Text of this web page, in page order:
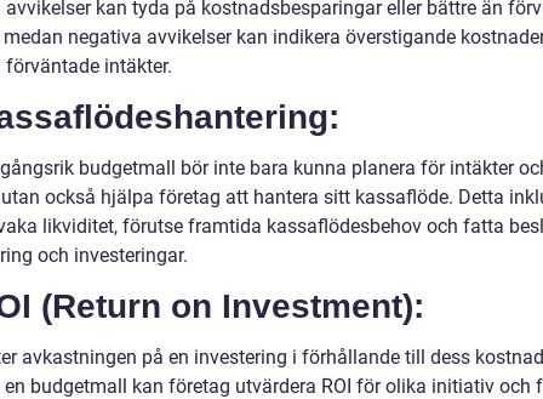
kan tyda på kostnadsbesparingar eller bättre än
medan negativa avvikelser kan indikera överstigande
förväntade intäkter.
budgetmall bör inte bara kunna planera för intäkter
också hjälpa företag att hantera sitt kassaflöde. Detta
likviditet, förutse framtida kassaflödesbehov och fatta
och investeringar.
(Return on Investment):
avkastningen på en investering i förhållande till dess
budgetmall kan företag utvärdera ROI för olika initiativ och